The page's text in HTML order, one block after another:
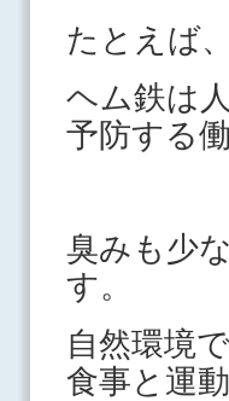
たとえば、
ヘム鉄は
予防する
臭みも少
す。
自然環境
食事と運